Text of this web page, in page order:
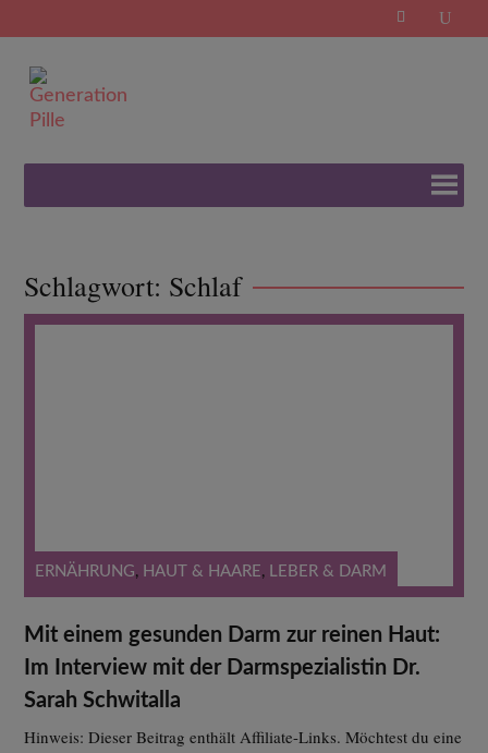
for:
Schlagwort: Schlaf
ERNÄHRUNG, HAUT & HAARE, LEBER & DARM
Mit einem gesunden Darm zur reinen Haut:
Im Interview mit der Darmspezialistin Dr.
Sarah Schwitalla
Hinweis: Dieser Beitrag enthält Affiliate-Links. Möchtest du eine